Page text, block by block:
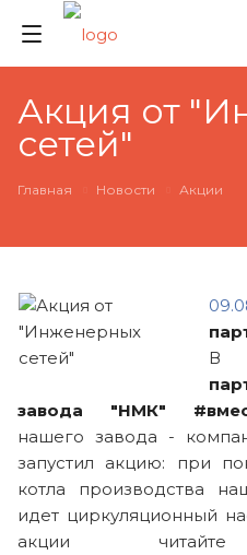
Акция от
сетей"
Главная Новости Акции
В
завода "НМК"
нашего завода -
запустил акцию: при
котла производства
идет циркуляционный
акции